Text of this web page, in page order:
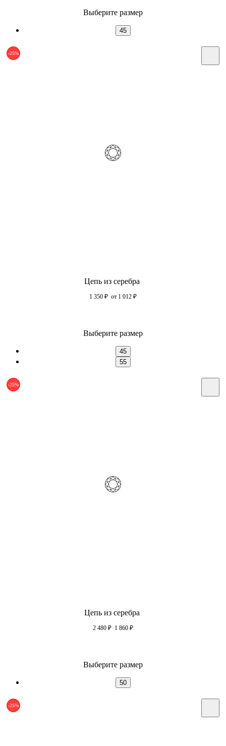
Выберите размер
45
-25%
Цепь из серебра
1 350 ₽ от 1 012 ₽
Выберите размер
45
55
-25%
Цепь из серебра
2 480 ₽ 1 860 ₽
Выберите размер
50
-25%